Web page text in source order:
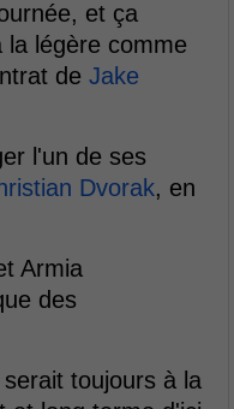
et ça
la légère comme
de Jake
l'un de ses
Dvorak, en
Armia
des
toujours à la